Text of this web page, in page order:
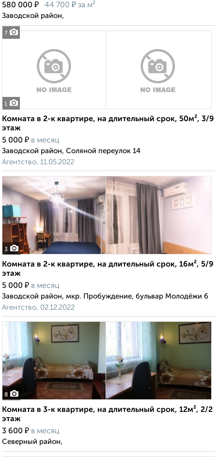
7
580 000 ₽ 44 700 ₽ за м²
Заводской район,
1
Комната в 2-к квартире, на длительный срок, 50м², 3/9
этаж
5 000 ₽ в месяц
Заводской район, Соляной переулок 14
Агентство, 11.05.2022
3
Комната в 2-к квартире, на длительный срок, 16м², 5/9
этаж
5 000 ₽ в месяц
Заводской район, мкр. Пробуждение, бульвар Молодёжи 6
Агентство, 02.12.2022
8
Комната в 3-к квартире, на длительный срок, 12м², 2/2
этаж
3 600 ₽ в месяц
Северный район,